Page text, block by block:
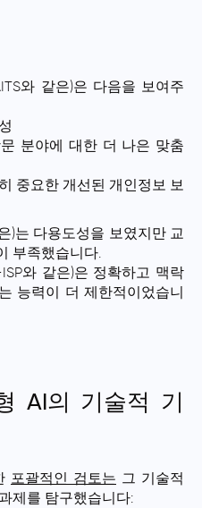
와 같은)은 다음을 보여주
분야에 대한 더 나은 맞춤
중요한 개선된 개인정보 보
)는 다용도성을 보였지만 교
부족했습니다.
와 같은)은 정확하고 맥락
능력이 더 제한적이었습니
AI의 기술적 기
포괄적인 검토는 그 기술적
제를 탐구했습니다: